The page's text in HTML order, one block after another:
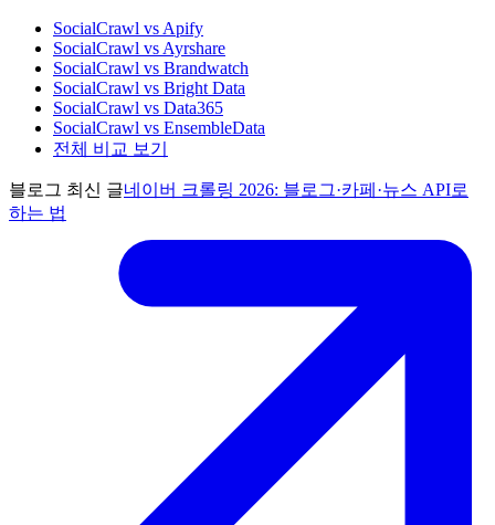
SocialCrawl vs Apify
SocialCrawl vs Ayrshare
SocialCrawl vs Brandwatch
SocialCrawl vs Bright Data
SocialCrawl vs Data365
SocialCrawl vs EnsembleData
전체 비교 보기
블로그 최신 글네이버 크롤링 2026: 블로그·카페·뉴스 API로
하는 법